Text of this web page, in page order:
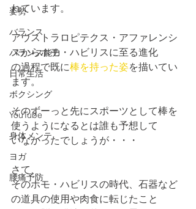
姿勢
バランス
バランス能力
日常生活
ボクシング
YouTube
身体メンテ
ヨガ
腰痛予防
れています。
アウストラロピテクス・アファレンシ
スからホモ・ハビリスに至る進化
の過程で既に棒を持った姿を描いてい
ます。
そのずーっと先にスポーツとして棒を
使うようになるとは誰も予想して
いなかったでしょうが・・・
さて、
そのホモ・ハビリスの時代、石器など
の道具の使用や肉食に転じたこと